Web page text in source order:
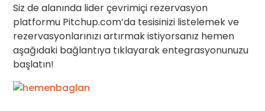
Siz de alanında lider çevrimiçi rezervasyon
platformu Pitchup.com’da tesisinizi listelemek ve
rezervasyonlarınızı artırmak istiyorsanız hemen
aşağıdaki bağlantıya tıklayarak entegrasyonunuzu
başlatın!